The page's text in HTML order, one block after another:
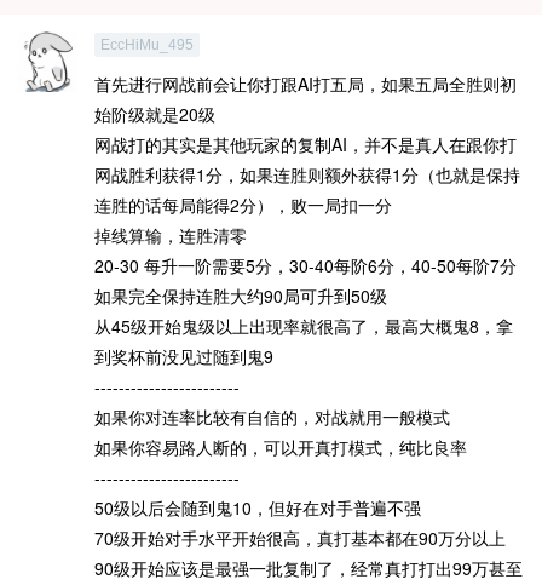
EccHiMu_495
首先进行网战前会让你打跟AI打五局，如果五局全胜则初
始阶级就是20级
网战打的其实是其他玩家的复制AI，并不是真人在跟你打
网战胜利获得1分，如果连胜则额外获得1分（也就是保持
连胜的话每局能得2分），败一局扣一分
掉线算输，连胜清零
20-30 每升一阶需要5分，30-40每阶6分，40-50每阶7分
如果完全保持连胜大约90局可升到50级
从45级开始鬼级以上出现率就很高了，最高大概鬼8，拿
到奖杯前没见过随到鬼9
------------------------
如果你对连率比较有自信的，对战就用一般模式
如果你容易路人断的，可以开真打模式，纯比良率
------------------------
50级以后会随到鬼10，但好在对手普遍不强
70级开始对手水平开始很高，真打基本都在90万分以上
90级开始应该是最强一批复制了，经常真打打出99万甚至